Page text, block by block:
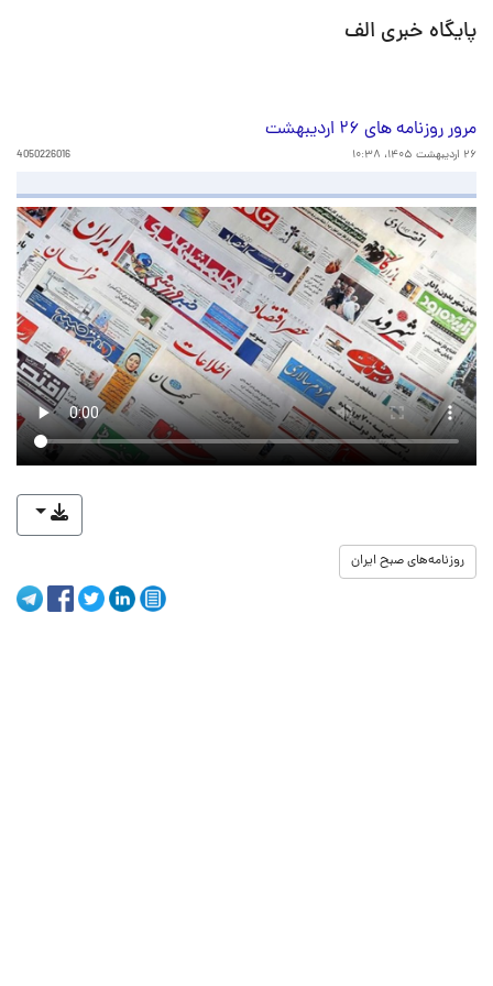
پایگاه خبری الف
مرور روزنامه های ۲۶ اردیبهشت
۲۶ اردیبهشت ۱۴۰۵، ۱۰:۳۸ 4050226016
روزنامه‌های صبح ایران